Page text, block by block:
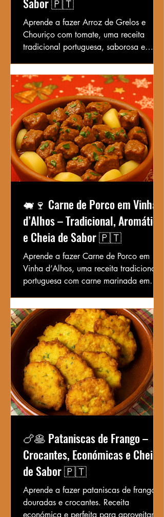
Aprende a fazer Arroz de Grelos e
Chouriço com tomate, uma receita
tradicional portuguesa, saborosa e
🐖🍷 Carne de Porco em Vinha
d’Alhos – Tradicional, Aromática
e Cheia de Sabor 🇵🇹
Aprende a fazer Carne de Porco em
Vinha d’Alhos, uma receita tradicional
portuguesa com carne marinada em
🍗🥞 Pataniscas de Frango –
Crocantes, Económicas e Cheias
de Sabor 🇵🇹
Aprende a fazer pataniscas de frango
douradas e crocantes. Receita
económica e perfeita para aproveitar